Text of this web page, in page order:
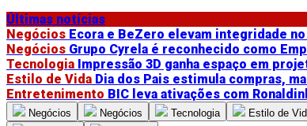
Últimas notícias
Negócios Ecora e BeZero elevam integridade
Negócios Grupo Cyrela é reconhecido como
Tecnologia Impressão 3D ganha espaço em
Estilo de Vida Dia dos Pais estimula compras,
Entretenimento BIC leva ativações com
Negócios Negócios Tecnologia Estilo de